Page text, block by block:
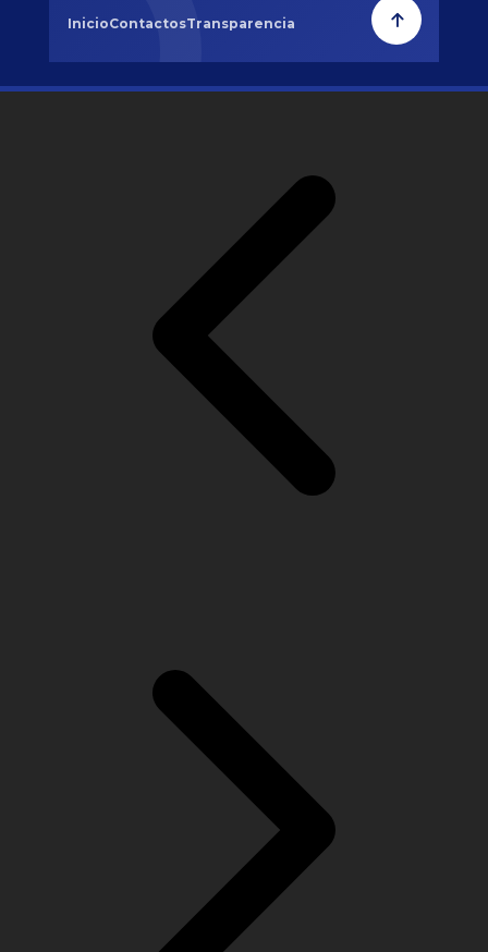
InicioContactosTransparencia